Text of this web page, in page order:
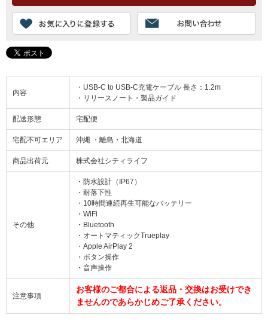
内容
・USB-C to USB-C充電ケーブル 長さ：1.2m
・リリースノート・製品ガイド
配送形態 宅配便
宅配不可エリア 沖縄 ・離島・北海道
商品出荷元 株式会社シティライフ
その他
・防水設計（IP67）
・耐落下性
・10時間連続再生可能なバッテリー
・WiFi
・Bluetooth
・オートマティックTrueplay
・Apple AirPlay 2
・ボタン操作
・音声操作
注意事項
お客様のご都合による返品・交換はお受けでき
ませんのであらかじめご了承ください。